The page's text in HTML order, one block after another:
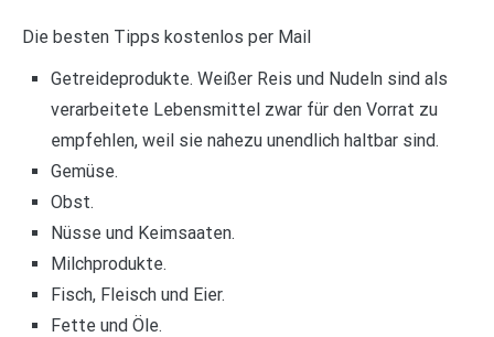
Die besten Tipps kostenlos per Mail
Getreideprodukte. Weißer Reis und Nudeln sind als
verarbeitete Lebensmittel zwar für den Vorrat zu
empfehlen, weil sie nahezu unendlich haltbar sind.
Gemüse.
Obst.
Nüsse und Keimsaaten.
Milchprodukte.
Fisch, Fleisch und Eier.
Fette und Öle.